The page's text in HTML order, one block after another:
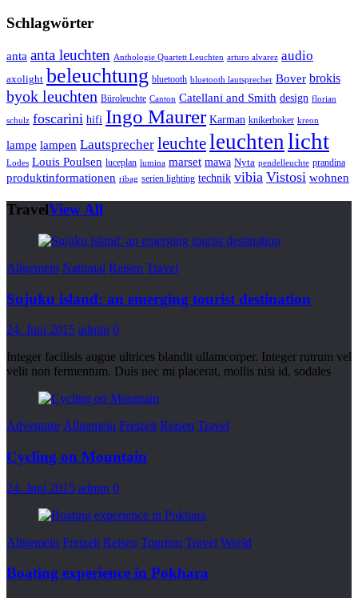
Schlagwörter
anta anta leuchten Anthologie Quartett Leuchten arturo alvarez audio
axolight beleuchtung bluetooth bluetooth lautsprecher Bover brokis
byok leuchten Büroleuchte Canton Catellani and Smith design florian
schulz foscarini hifi Ingo Maurer Karman knikerboker kreon
lampe lampen Lautsprecher leuchteleuchtenlicht
Lodes Louis Poulsen luceplan lumina marset mawa Nyta pendelleuchte prandina
produktinformationen ribag serien lighting technik vibia Vistosi wohnen
TravelView All
Allgemein National Reisen Travel
Sujuku island: an emerging tourist destination
24. Juni 2015 admin 0
Integer facilisis augue ultrices blandit ullamcorper. Integer rutrum vel
velit non fermentum. Duis nec mi placerat, mollis nisi id, sodales
Adventure Allgemein Freizeit Reisen Travel
Cycling on Mountain
24. Juni 2015 admin 0
Allgemein Freizeit Reisen Tourism Travel World
Boating experience in Pokhara